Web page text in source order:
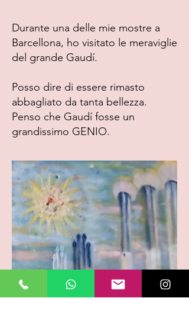
Durante una delle mie mostre a
Barcellona, ho visitato le meraviglie
del grande Gaudí.
Posso dire di essere rimasto
abbagliato da tanta bellezza.
Penso che Gaudí fosse un
grandissimo GENIO.